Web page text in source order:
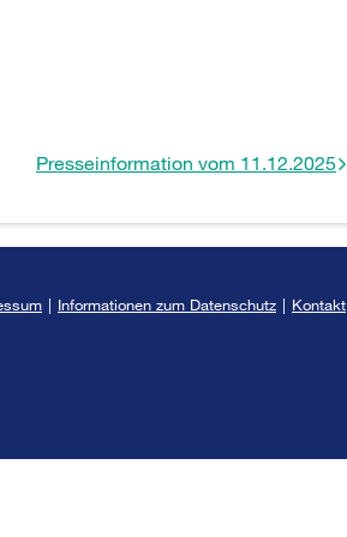
Presseinformation vom 11.12.2025
| Informationen zum Datenschutz | Kontakt